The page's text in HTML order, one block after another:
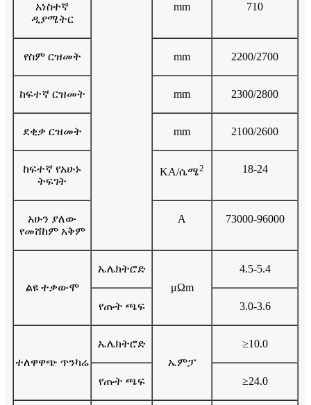
አነስተኛ
ዲያሜትር
mm 710
የስም ርዝመት mm 2200/2700
ከፍተኛ ርዝመት mm 2300/2800
ደቂቃ ርዝመት mm 2100/2600
ከፍተኛ የአሁኑ
ትፍገት
KA/ሴሜ2 18-24
አሁን ያለው
የመሸከም አቅም
A 73000-96000
ልዩ ተቃውሞ
ኤሌክትሮድ
μΩm
4.5-5.4
የጡት ጫፍ 3.0-3.6
ተለዋዋጭ ጥንካሬ
ኤሌክትሮድ
ኤምፓ
≥10.0
የጡት ጫፍ ≥24.0